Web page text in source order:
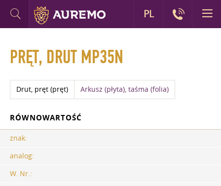
PRĘT, DRUT MP35N
Drut, pręt (pręt) Arkusz (płyta), taśma (folia)
RÓWNOWARTOŚĆ
znak:
analog:
W. Nr.:
PL